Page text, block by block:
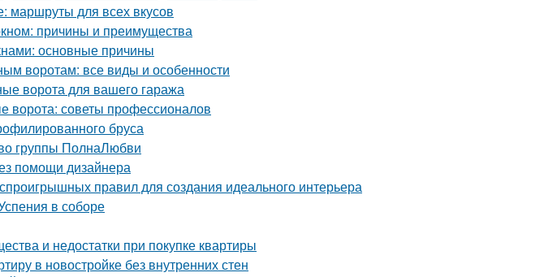
маршруты для всех вкусов
причины и преимущества
основные причины
воротам: все виды и особенности
ворота для вашего гаража
ворота: советы профессионалов
бруса
группы ПолнаЛюбви
помощи дизайнера
правил для создания идеального интерьера
в соборе
и недостатки при покупке квартиры
в новостройке без внутренних стен